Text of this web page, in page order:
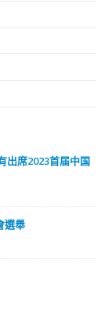
出席2023首届中国
選舉